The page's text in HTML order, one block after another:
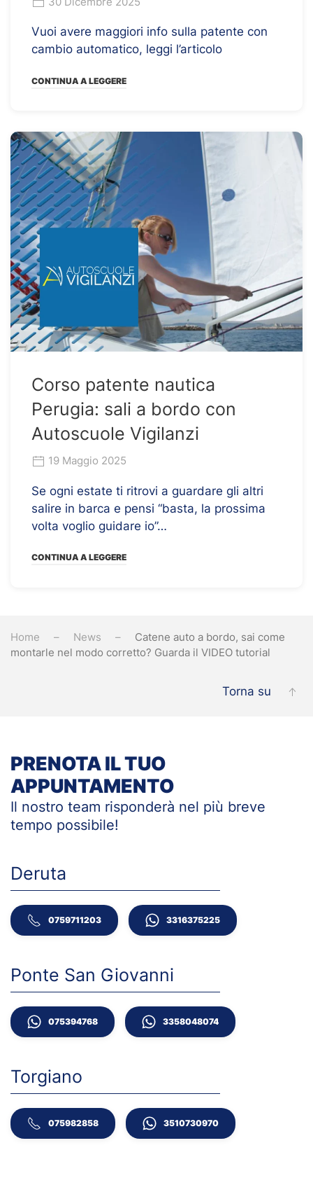
Vuoi avere maggiori info sulla patente con
cambio automatico, leggi l’articolo
CONTINUA A LEGGERE
Corso patente nautica
Perugia: sali a bordo con
Autoscuole Vigilanzi
19 Maggio 2025
Se ogni estate ti ritrovi a guardare gli altri
salire in barca e pensi “basta, la prossima
volta voglio guidare io”…
CONTINUA A LEGGERE
Home News
Catene auto a bordo, sai come
montarle nel modo corretto? Guarda il VIDEO tutorial
Torna su
PRENOTA IL TUO
APPUNTAMENTO
Il nostro team risponderà nel più breve
tempo possibile!
Deruta
0759711203 3316375225
Ponte San Giovanni
075394768 3358048074
Torgiano
075982858 3510730970